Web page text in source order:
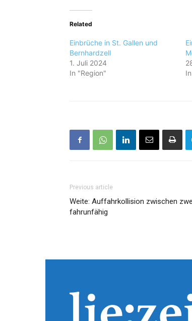
Related
Einbrüche in St. Gallen und
Bernhardzell
1. Juli 2024
In "Region"
Previous article
Weite: Auffahrkollision zwischen
fahrunfähig